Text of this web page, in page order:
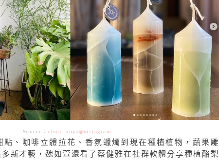
Source：chua.tanya@instagram
點、咖啡立體拉花、香氛蠟燭到現在種植植物，蔬果雕
新才藝，魏如萱還看了蔡健雅在社群軟體分享種植酪梨